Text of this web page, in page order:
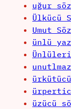
uğur
Ülkücü
Umut
ünlü
üzücü